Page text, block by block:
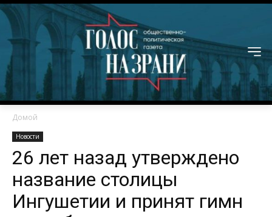
Домой
Новости
26 лет назад утверждено
название столицы
Ингушетии и принят гимн